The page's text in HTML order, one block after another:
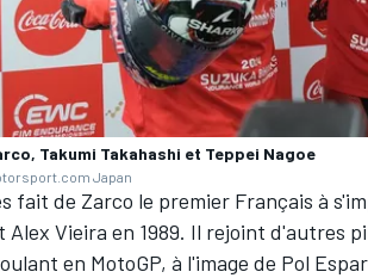
Takumi Takahashi et Teppei Nagoe
Japan
fait de Zarco le premier Français à
Alex Vieira en 1989. Il rejoint d'autres
en MotoGP, à l'image de Pol